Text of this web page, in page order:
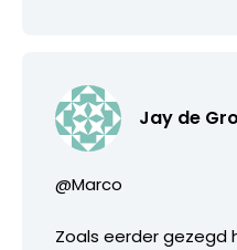
Jay de
@Marco
Zoals eerder gezegd